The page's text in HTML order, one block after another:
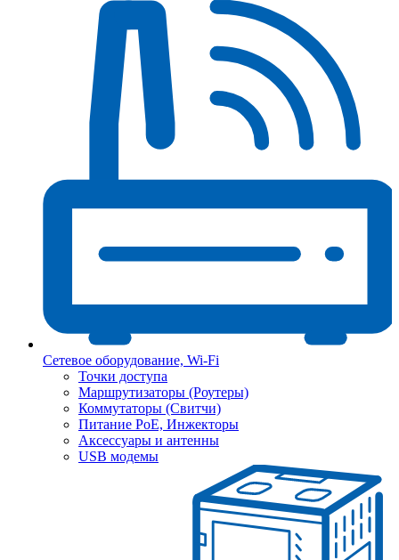
Сетевое оборудование, Wi-Fi
Точки доступа
Маршрутизаторы (Роутеры)
Коммутаторы (Свитчи)
Питание PoE, Инжекторы
Аксессуары и антенны
USB модемы